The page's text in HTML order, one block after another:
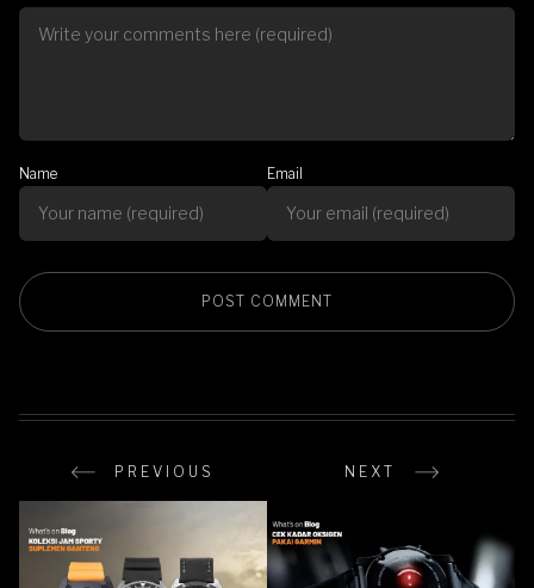
Name Email
PREVIOUS NEXT